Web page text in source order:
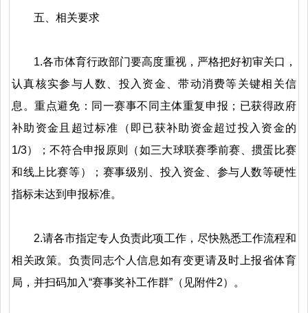
五、相关要求
1.各市体育行政部门要高度重视，严格把好初审关口，
认真核实参与人数、投入资金、带动消费等关键相关信
息。重点避免：同一赛事不同主体重复申报；已获得政府
补助资金且超过标准（即已获补助资金超过投入资金的
1/3）；不符合申报原则（如三大球联赛季前赛、掼蛋比赛
和线上比赛等）；赛事级别、投入资金、参与人数等硬性
指标未达到申报标准。
2.请各市指定专人负责此项工作，尽快熟悉工作流程和
相关政策。负责同志个人信息如有变更请及时上报省体育
局，并扫码加入“赛事奖补工作群”（见附件2）。